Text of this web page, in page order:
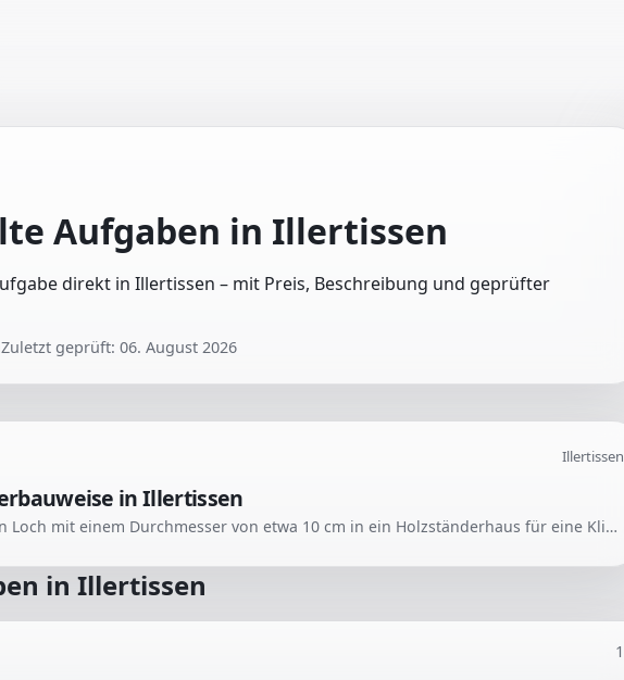
Aufgaben in Illertissen
direkt in Illertissen – mit Preis, Beschreibung und geprüfter
Zuletzt geprüft: 06. August 2026
Illertissen
in Illertissen
Gesucht wird ein Handwerker, der ein Loch mit einem Durchmesser von etwa 10 cm in ein Holzständerhaus für eine Klimaanlage erstellen kann. Der fachgerechte Einbau unter Berücksichtigung der Dampfsperre ist wichtig.
in Illertissen
1